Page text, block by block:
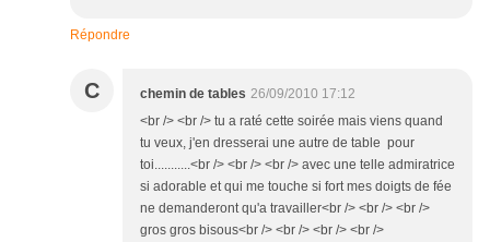
Répondre
C chemin de tables 26/09/2010 17:12
<br /> <br /> tu a raté cette soirée mais viens quand
tu veux, j'en dresserai une autre de table pour
toi...........<br /> <br /> <br /> avec une telle admiratrice
si adorable et qui me touche si fort mes doigts de fée
ne demanderont qu'a travailler<br /> <br /> <br />
gros gros bisous<br /> <br /> <br /> <br />